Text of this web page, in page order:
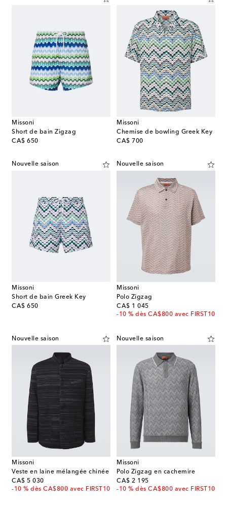
Missoni
Short de bain Zigzag
CA$ 650
original price
Missoni
Chemise de bowling Greek Key
CA$ 700
original price
Nouvelle saison
Missoni
Short de bain Greek Key
CA$ 650
original price
Nouvelle saison
Missoni
Polo Zigzag
CA$ 1 045
original price
-10 % dès CA$800 avec FIRST10
Nouvelle saison
Missoni
Veste en laine mélangée chinée
CA$ 5 030
original price
-10 % dès CA$800 avec FIRST10
Nouvelle saison
Missoni
Polo Zigzag en cachemire
CA$ 2 195
original price
-10 % dès CA$800 avec FIRST10